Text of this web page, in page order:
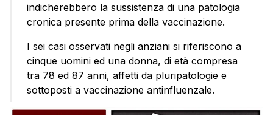
indicherebbero la sussistenza di una patologia
cronica presente prima della vaccinazione.
I sei casi osservati negli anziani si riferiscono a
cinque uomini ed una donna, di età compresa
tra 78 ed 87 anni, affetti da pluripatologie e
sottoposti a vaccinazione antinfluenzale.